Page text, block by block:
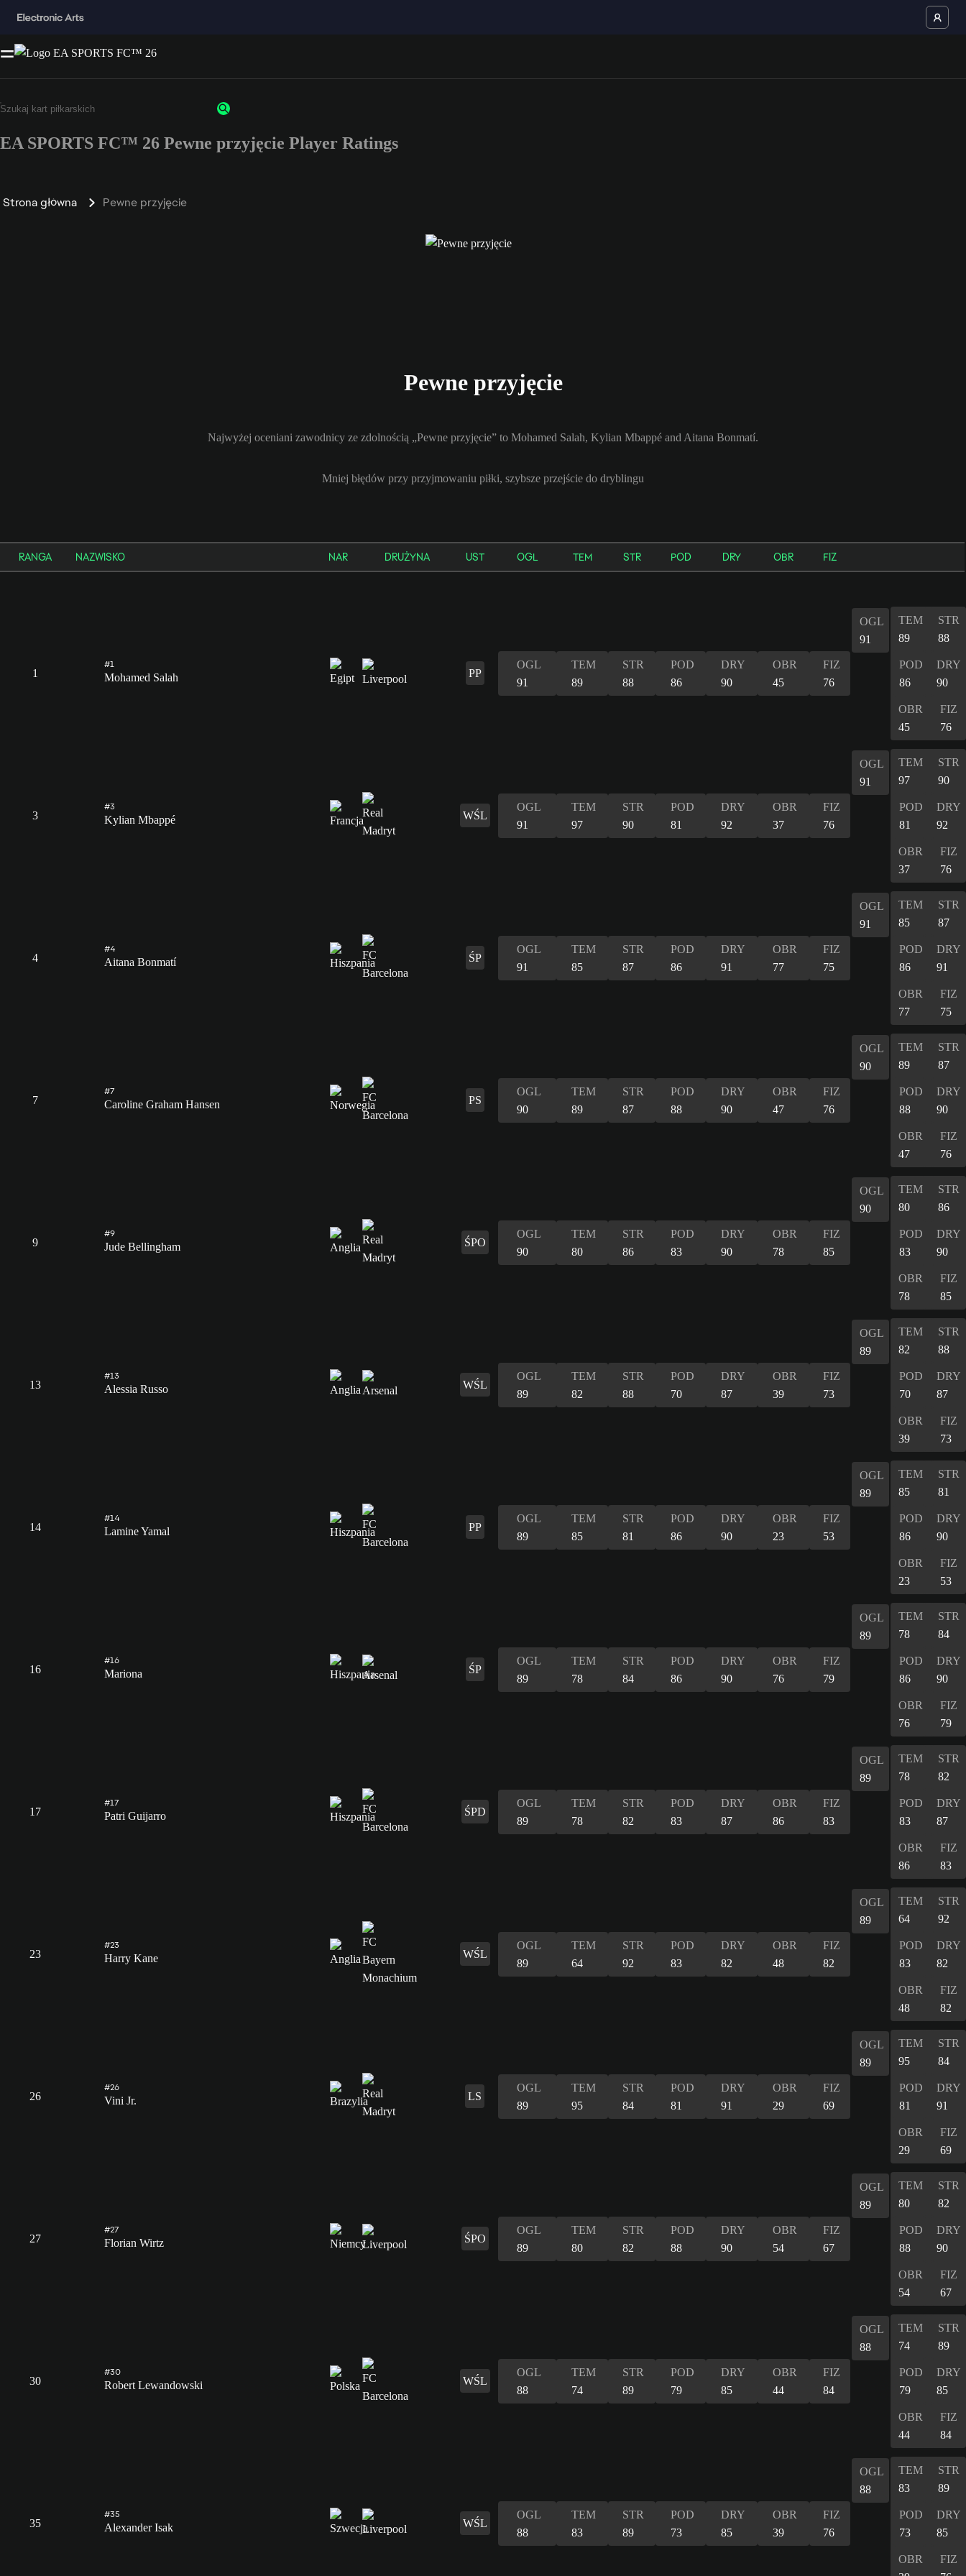
EA SPORTS FC™ 26 Pewne przyjęcie Player Ratings
Strona główna Pewne przyjęcie
Pewne przyjęcie
Najwyżej oceniani zawodnicy ze zdolnością „Pewne przyjęcie” to Mohamed Salah, Kylian Mbappé and Aitana Bonmatí.
Mniej błędów przy przyjmowaniu piłki, szybsze przejście do dryblingu
RANGA NAZWISKO NAR DRUŻYNA UST OGL TEM STR POD DRY OBR FIZ
1
#1
Mohamed Salah PP
OGL
91
TEM
89
STR
88
POD
86
DRY
90
OBR
45
FIZ
76
OGL
91
TEM
89
STR
88
POD
86
DRY
90
OBR
45
FIZ
76
3
#3
Kylian Mbappé WŚL
OGL
91
TEM
97
STR
90
POD
81
DRY
92
OBR
37
FIZ
76
OGL
91
TEM
97
STR
90
POD
81
DRY
92
OBR
37
FIZ
76
4
#4
Aitana Bonmatí ŚP
OGL
91
TEM
85
STR
87
POD
86
DRY
91
OBR
77
FIZ
75
OGL
91
TEM
85
STR
87
POD
86
DRY
91
OBR
77
FIZ
75
7
#7
Caroline Graham Hansen PS
OGL
90
TEM
89
STR
87
POD
88
DRY
90
OBR
47
FIZ
76
OGL
90
TEM
89
STR
87
POD
88
DRY
90
OBR
47
FIZ
76
9
#9
Jude Bellingham ŚPO
OGL
90
TEM
80
STR
86
POD
83
DRY
90
OBR
78
FIZ
85
OGL
90
TEM
80
STR
86
POD
83
DRY
90
OBR
78
FIZ
85
13
#13
Alessia Russo WŚL
OGL
89
TEM
82
STR
88
POD
70
DRY
87
OBR
39
FIZ
73
OGL
89
TEM
82
STR
88
POD
70
DRY
87
OBR
39
FIZ
73
14
#14
Lamine Yamal PP
OGL
89
TEM
85
STR
81
POD
86
DRY
90
OBR
23
FIZ
53
OGL
89
TEM
85
STR
81
POD
86
DRY
90
OBR
23
FIZ
53
16
#16
Mariona ŚP
OGL
89
TEM
78
STR
84
POD
86
DRY
90
OBR
76
FIZ
79
OGL
89
TEM
78
STR
84
POD
86
DRY
90
OBR
76
FIZ
79
17
#17
Patri Guijarro ŚPD
OGL
89
TEM
78
STR
82
POD
83
DRY
87
OBR
86
FIZ
83
OGL
89
TEM
78
STR
82
POD
83
DRY
87
OBR
86
FIZ
83
23
#23
Harry Kane WŚL
OGL
89
TEM
64
STR
92
POD
83
DRY
82
OBR
48
FIZ
82
OGL
89
TEM
64
STR
92
POD
83
DRY
82
OBR
48
FIZ
82
26
#26
Vini Jr. LS
OGL
89
TEM
95
STR
84
POD
81
DRY
91
OBR
29
FIZ
69
OGL
89
TEM
95
STR
84
POD
81
DRY
91
OBR
29
FIZ
69
27
#27
Florian Wirtz ŚPO
OGL
89
TEM
80
STR
82
POD
88
DRY
90
OBR
54
FIZ
67
OGL
89
TEM
80
STR
82
POD
88
DRY
90
OBR
54
FIZ
67
30
#30
Robert Lewandowski WŚL
OGL
88
TEM
74
STR
89
POD
79
DRY
85
OBR
44
FIZ
84
OGL
88
TEM
74
STR
89
POD
79
DRY
85
OBR
44
FIZ
84
35
#35
Alexander Isak WŚL
OGL
88
TEM
83
STR
89
POD
73
DRY
85
OBR
39
FIZ
76
OGL
88
TEM
83
STR
89
POD
73
DRY
85
OBR
FIZ